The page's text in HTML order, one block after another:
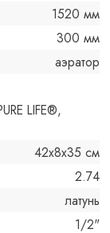
1520 мм
300 мм
аэратор
LIFE®,
42x8x35 см
2.74
латунь
1/2"